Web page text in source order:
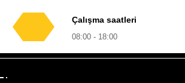
Çalışma saatleri
08:00 - 18:00